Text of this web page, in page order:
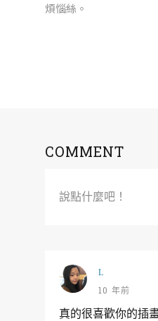
煩惱絲。
COMMENT
說點什麼吧！
L
10 年前
真的很喜歡你的插